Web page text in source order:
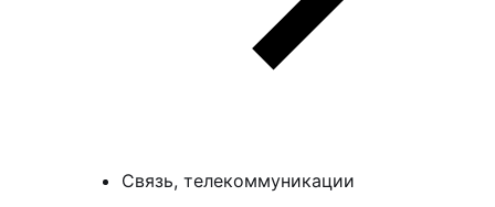
Связь, телекоммуникации